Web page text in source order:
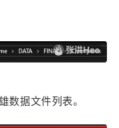
数据文件列表。